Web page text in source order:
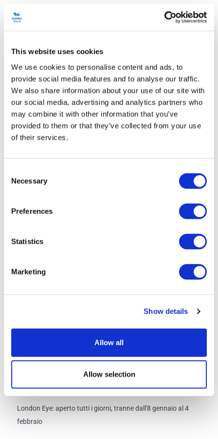
This website uses cookies
We use cookies to personalise content and ads, to
provide social media features and to analyse our traffic.
We also share information about your use of our site with
our social media, advertising and analytics partners who
may combine it with other information that you’ve
provided to them or that they’ve collected from your use
of their services.
Selection
Necessary
Preferences
Statistics
Marketing
Show details
Allow all
Allow selection
utilizzando il pannello di prenotazione presente in questa pagina.
Pacchetto London Eye, Madame Tussauds e SEA LIFE London:
Seleziona una data per la tua visita al London Eye utilizzando il
pannello di prenotazione presente in questa pagina.
Pacchetto London Dungeon, SEA LIFE Aquarium e Madame
Tussauds:
London Eye, SEALIFE Aquarium e Shrek's Adventure:
pannello di prenotazione presente in questa pagina.
Seleziona una data per la tua visita a Madame Tussauds utilizzando
per una semplice procedura online su come confermare le date delle
tue visite alle altre attrazioni selezionate. Vi preghiamo di farlo il prima
London Eye: aperto tutti i giorni, tranne dall'8 gennaio al 4
febbraio